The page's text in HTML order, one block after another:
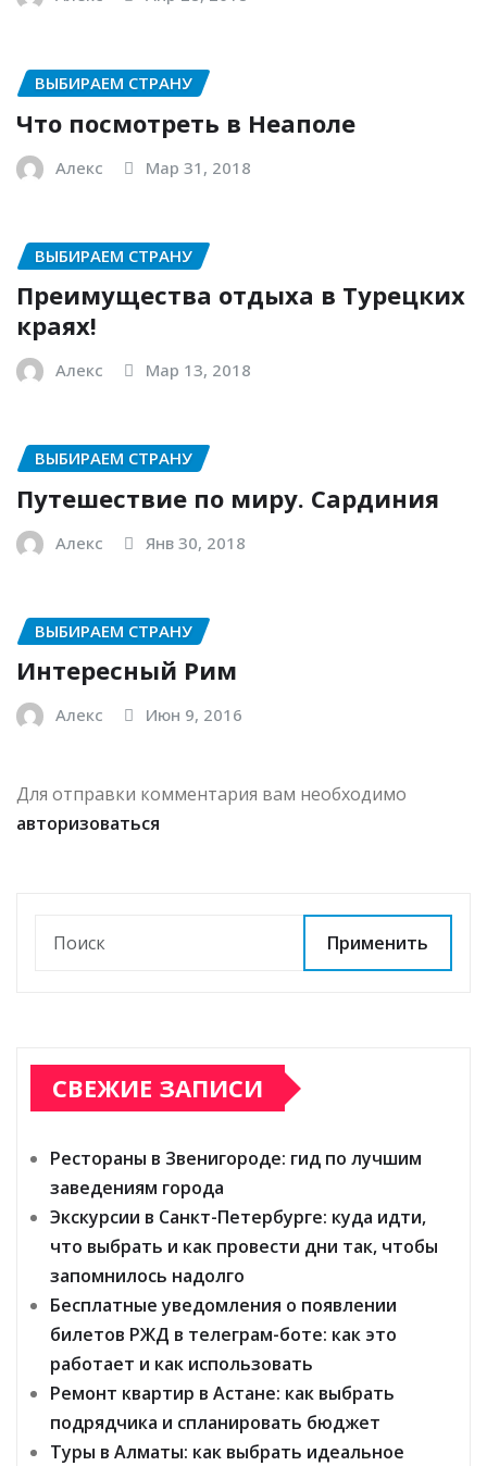
ВЫБИРАЕМ СТРАНУ
Что посмотреть в Неаполе
Алекс Мар 31, 2018
ВЫБИРАЕМ СТРАНУ
Преимущества отдыха в Турецких
краях!
Алекс Мар 13, 2018
ВЫБИРАЕМ СТРАНУ
Путешествие по миру. Сардиния
Алекс Янв 30, 2018
ВЫБИРАЕМ СТРАНУ
Интересный Рим
Алекс Июн 9, 2016
Для отправки комментария вам необходимо
авторизоваться
Применить
СВЕЖИЕ ЗАПИСИ
Рестораны в Звенигороде: гид по лучшим
заведениям города
Экскурсии в Санкт-Петербурге: куда идти,
что выбрать и как провести дни так, чтобы
запомнилось надолго
Бесплатные уведомления о появлении
билетов РЖД в телеграм-боте: как это
работает и как использовать
Ремонт квартир в Астане: как выбрать
подрядчика и спланировать бюджет
Туры в Алматы: как выбрать идеальное